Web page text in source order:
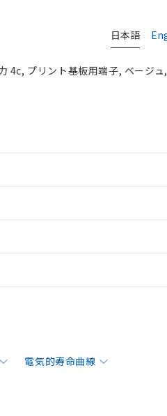
日本語
4c, プリント基板用端子, ベージ
電気的寿命曲線